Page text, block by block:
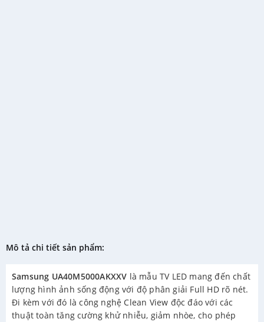
Mô tả chi tiết sản phẩm:
Samsung UA40M5000AKXXV là mẫu TV LED mang đến chất
lượng hình ảnh sống động với độ phân giải Full HD rõ nét.
Đi kèm với đó là công nghệ Clean View độc đáo với các
thuật toàn tăng cường khử nhiễu, giảm nhòe, cho phép